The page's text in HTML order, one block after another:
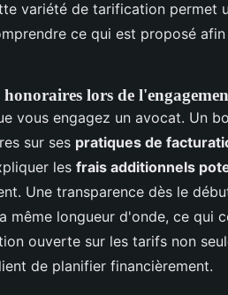
variété de tarification permet
ce qui est proposé
lors de
vous engagez un avocat. Un
sur ses pratiques de
les frais additionnels
Une transparence dès le
même longueur d'onde, ce qui
ouverte sur les tarifs non
de planifier financièrement.